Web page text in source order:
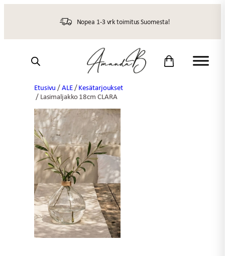
Nopea 1-3 vrk toimitus Suomesta!
Etusivu /ALE/Kesätarjoukset
/ Lasimaljakko 18cm CLARA